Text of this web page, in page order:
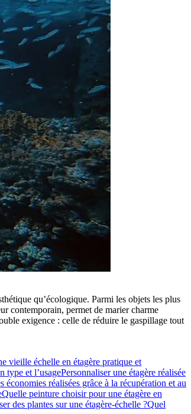
qu’écologique. Parmi les objets les plus
contemporain, permet de marier charme
exigence : celle de réduire le gaspillage tout
vieille échelle en étagère pratique et
type et l’usagePersonnaliser une étagère réalisée
économies réalisées grâce à la récupération et au
Quelle peinture choisir pour une étagère en
des plantes sur une étagère-échelle ?Quel